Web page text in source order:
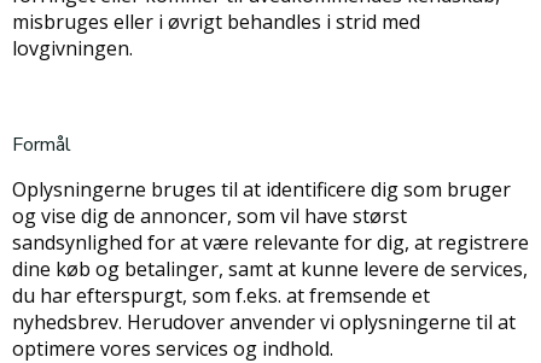
misbruges eller i øvrigt behandles i strid med
lovgivningen.
Formål
Oplysningerne bruges til at identificere dig som bruger
og vise dig de annoncer, som vil have størst
sandsynlighed for at være relevante for dig, at registrere
dine køb og betalinger, samt at kunne levere de services,
du har efterspurgt, som f.eks. at fremsende et
nyhedsbrev. Herudover anvender vi oplysningerne til at
optimere vores services og indhold.